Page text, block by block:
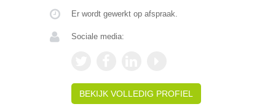
Er wordt gewerkt op afspraak.
Sociale media:
BEKIJK VOLLEDIG PROFIEL